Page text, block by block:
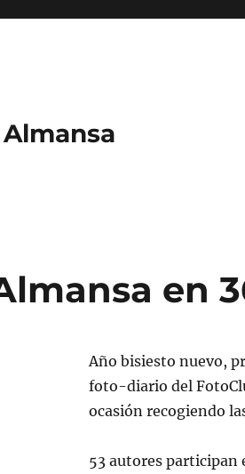
en
Año bisiesto nuevo,
foto-diario del
ocasión recogiendo
53 autores participan